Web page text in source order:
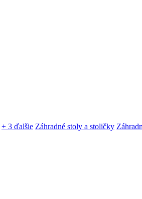
+ 3 ďalšie Záhradné stoly a stoličky